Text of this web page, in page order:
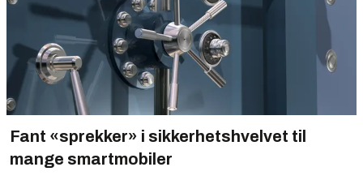
Fant «sprekker» i sikkerhetshvelvet til
mange smartmobiler